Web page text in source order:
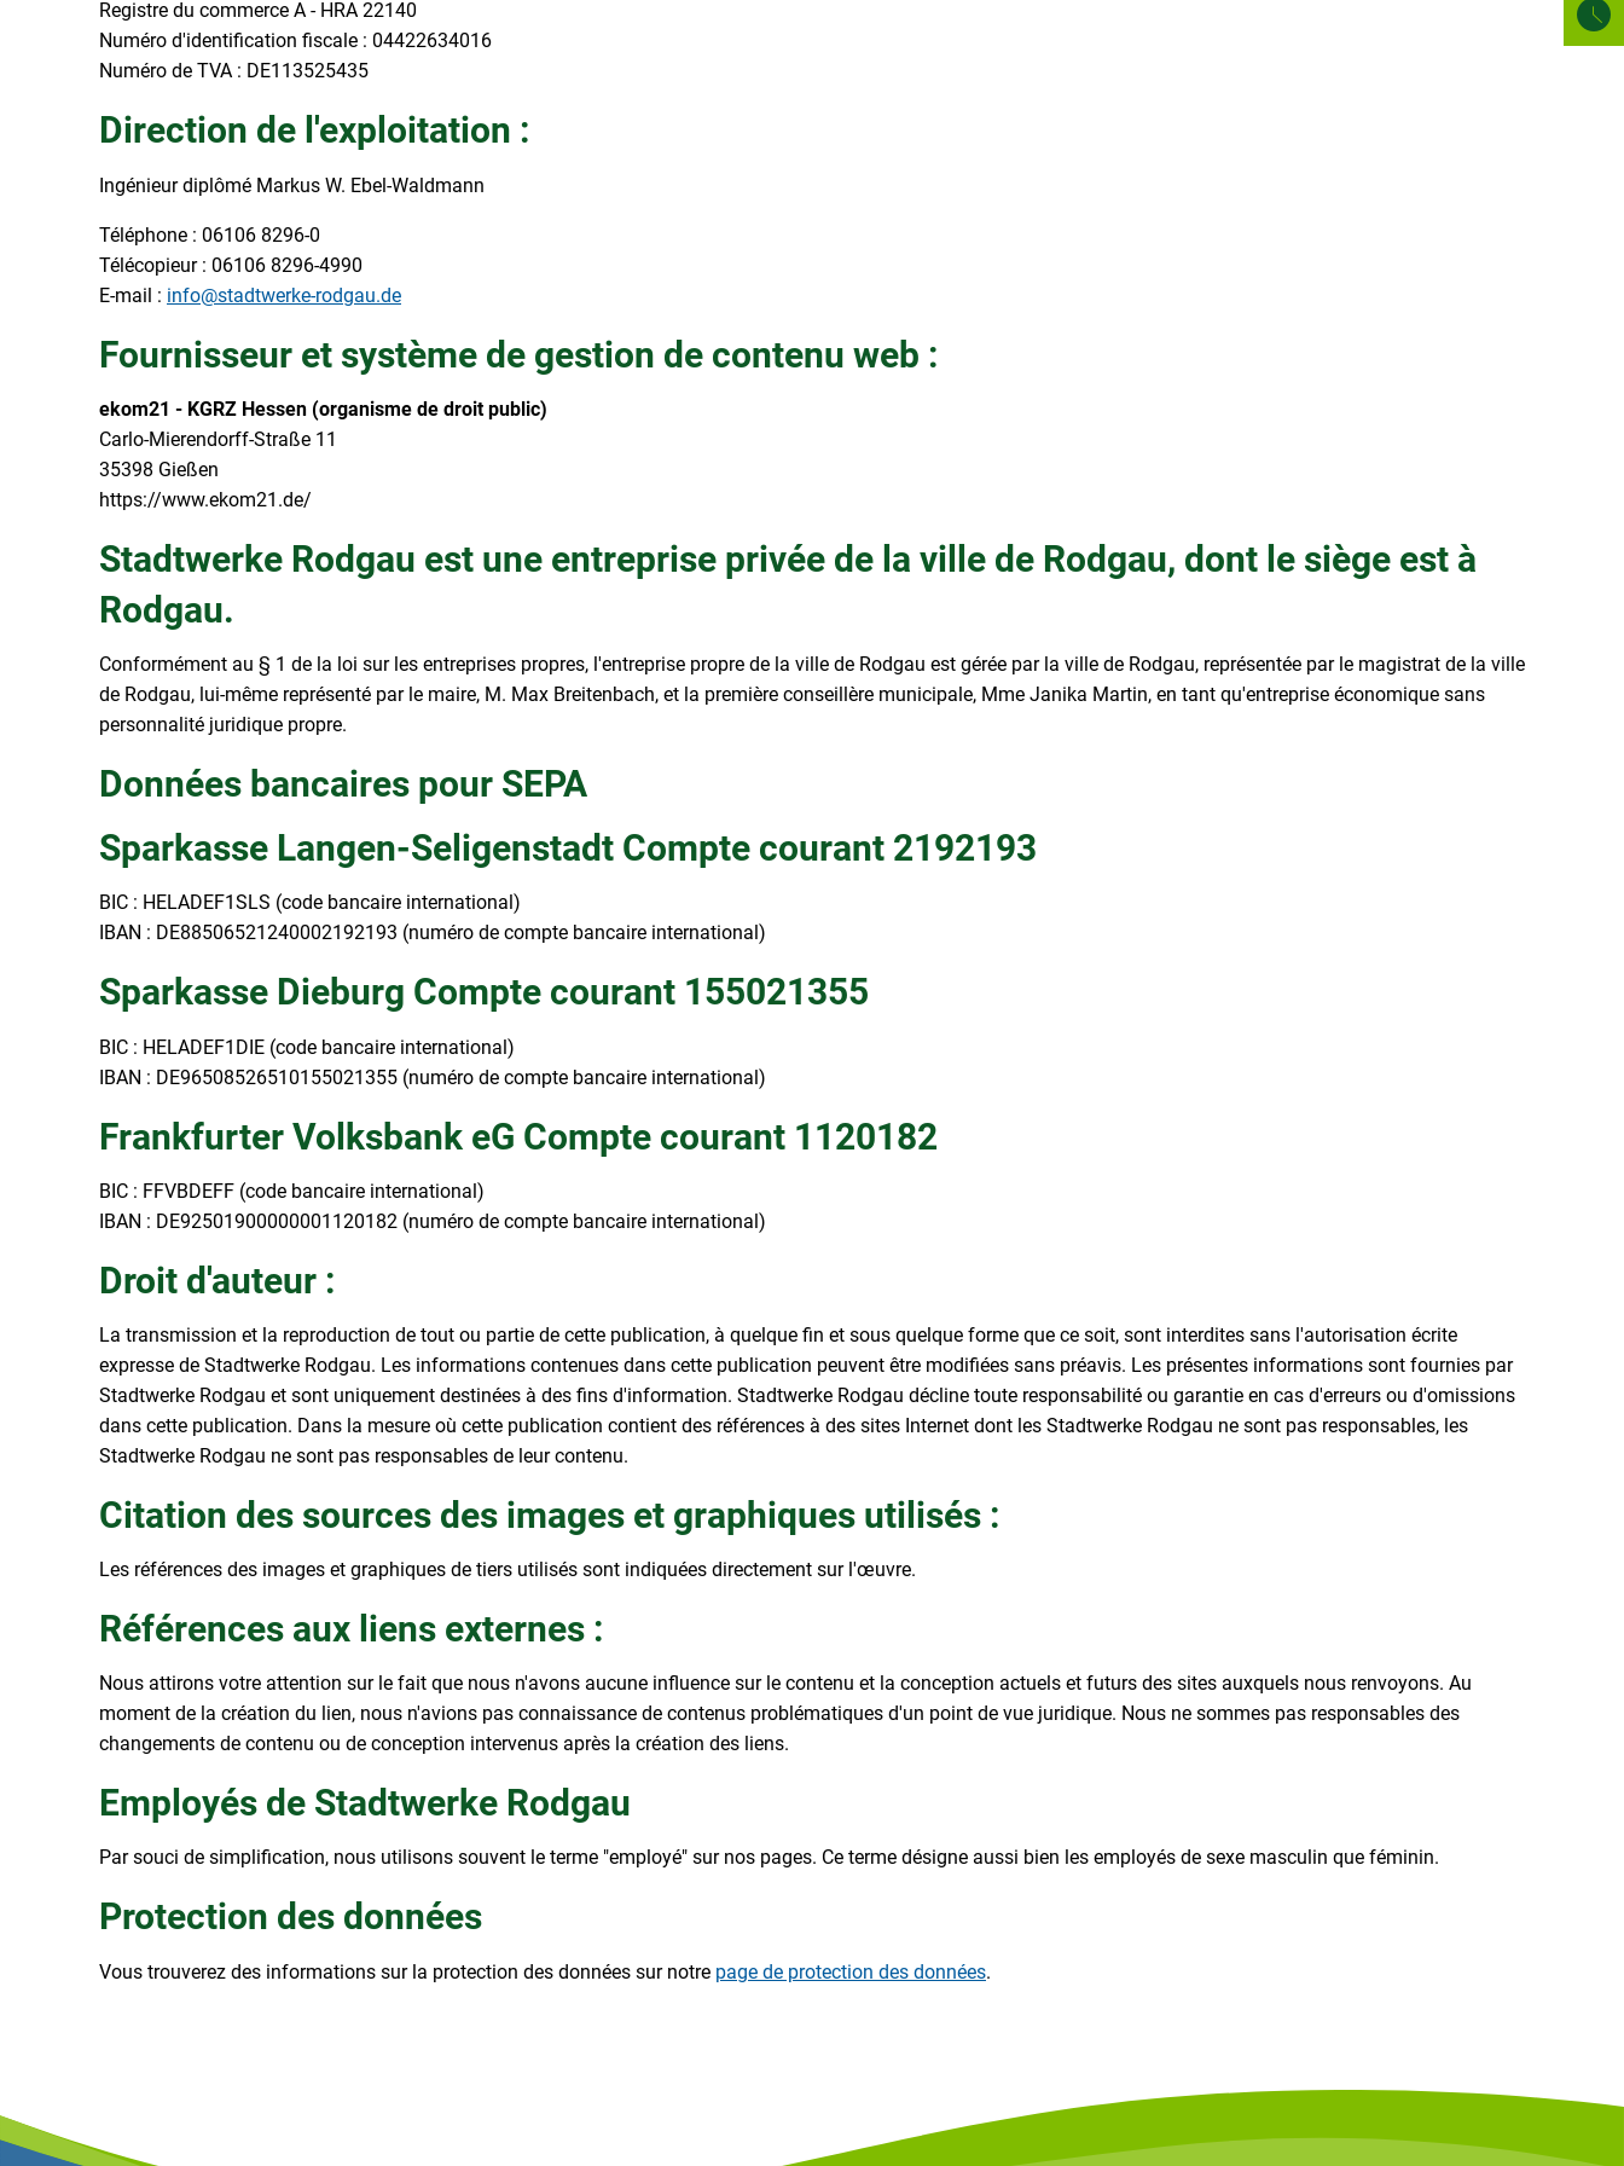
Registre du commerce A - HRA 22140
Numéro d'identification fiscale : 04422634016
Numéro de TVA : DE113525435
Direction de l'exploitation :
Ingénieur diplômé Markus W. Ebel-Waldmann
Téléphone : 06106 8296-0
Télécopieur : 06106 8296-4990
E-mail : info@stadtwerke-rodgau.de
Fournisseur et système de gestion de contenu web :
ekom21 - KGRZ Hessen (organisme de droit public)
Carlo-Mierendorff-Straße 11
35398 Gießen
https://www.ekom21.de/
Stadtwerke Rodgau est une entreprise privée de la ville de Rodgau, dont le siège est à
Rodgau.
Conformément au § 1 de la loi sur les entreprises propres, l'entreprise propre de la ville de Rodgau est gérée par la ville de Rodgau, représentée par le magistrat de la ville
de Rodgau, lui-même représenté par le maire, M. Max Breitenbach, et la première conseillère municipale, Mme Janika Martin, en tant qu'entreprise économique sans
personnalité juridique propre.
Données bancaires pour SEPA
Sparkasse Langen-Seligenstadt Compte courant 2192193
BIC : HELADEF1SLS (code bancaire international)
IBAN : DE88506521240002192193 (numéro de compte bancaire international)
Sparkasse Dieburg Compte courant 155021355
BIC : HELADEF1DIE (code bancaire international)
IBAN : DE96508526510155021355 (numéro de compte bancaire international)
Frankfurter Volksbank eG Compte courant 1120182
BIC : FFVBDEFF (code bancaire international)
IBAN : DE92501900000001120182 (numéro de compte bancaire international)
Droit d'auteur :
La transmission et la reproduction de tout ou partie de cette publication, à quelque fin et sous quelque forme que ce soit, sont interdites sans l'autorisation écrite
expresse de Stadtwerke Rodgau. Les informations contenues dans cette publication peuvent être modifiées sans préavis. Les présentes informations sont fournies par
Stadtwerke Rodgau et sont uniquement destinées à des fins d'information. Stadtwerke Rodgau décline toute responsabilité ou garantie en cas d'erreurs ou d'omissions
dans cette publication. Dans la mesure où cette publication contient des références à des sites Internet dont les Stadtwerke Rodgau ne sont pas responsables, les
Stadtwerke Rodgau ne sont pas responsables de leur contenu.
Citation des sources des images et graphiques utilisés :
Les références des images et graphiques de tiers utilisés sont indiquées directement sur l'œuvre.
Références aux liens externes :
Nous attirons votre attention sur le fait que nous n'avons aucune influence sur le contenu et la conception actuels et futurs des sites auxquels nous renvoyons. Au
moment de la création du lien, nous n'avions pas connaissance de contenus problématiques d'un point de vue juridique. Nous ne sommes pas responsables des
changements de contenu ou de conception intervenus après la création des liens.
Employés de Stadtwerke Rodgau
Par souci de simplification, nous utilisons souvent le terme "employé" sur nos pages. Ce terme désigne aussi bien les employés de sexe masculin que féminin.
Protection des données
Vous trouverez des informations sur la protection des données sur notre page de protection des données.